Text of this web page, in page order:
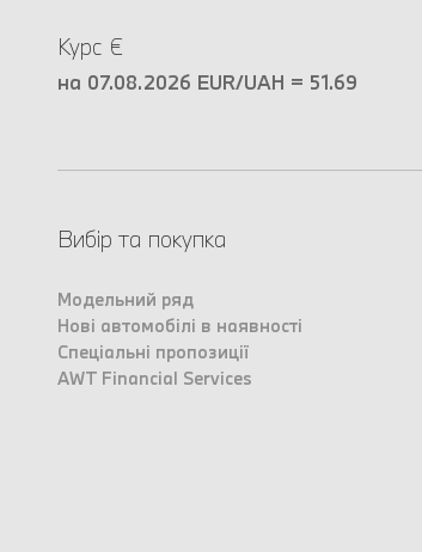
Курс €
на 07.08.2026 EUR/UAH = 51.69
Вибір та покупка
Модельний ряд
Нові автомобілі в наявності
Спеціальні пропозиції
AWT Financial Services